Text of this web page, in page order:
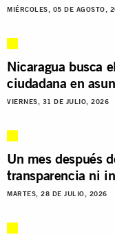
MIÉRCOLES, 05 DE AGOSTO,
Nicaragua busca
ciudadana en
VIERNES, 31 DE JULIO, 2026
Un mes después
transparencia ni
MARTES, 28 DE JULIO, 2026